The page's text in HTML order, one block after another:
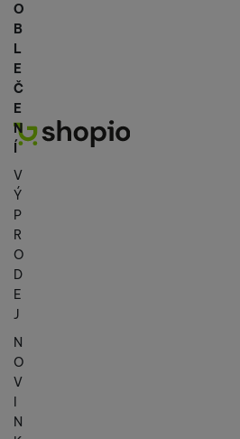
O
B
L
E
Č
E
N
Í
V
Ý
P
R
O
D
E
J
N
O
V
I
N